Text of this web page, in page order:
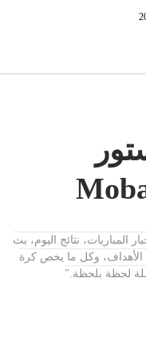
المباريات، نتائج اليوم، بث
الأهداف، وكل ما يخص كرة
لحظة بلحظة."